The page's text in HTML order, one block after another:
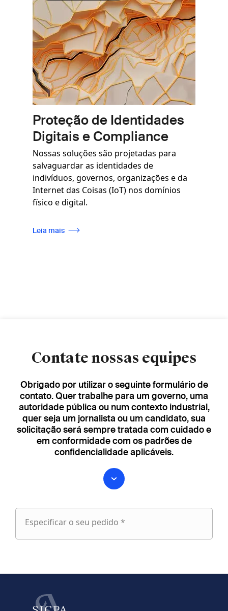
Proteção de Identidades
Digitais e Compliance
Nossas soluções são projetadas para
salvaguardar as identidades de
indivíduos, governos, organizações e da
Internet das Coisas (IoT) nos domínios
físico e digital.
Leia mais
Contate nossas equipes
Obrigado por utilizar o seguinte formulário de
contato. Quer trabalhe para um governo, uma
autoridade pública ou num contexto industrial,
quer seja um jornalista ou um candidato, sua
solicitação será sempre tratada com cuidado e
em conformidade com os padrões de
confidencialidade aplicáveis.
Especificar o seu pedido *
Especificar
Apelido